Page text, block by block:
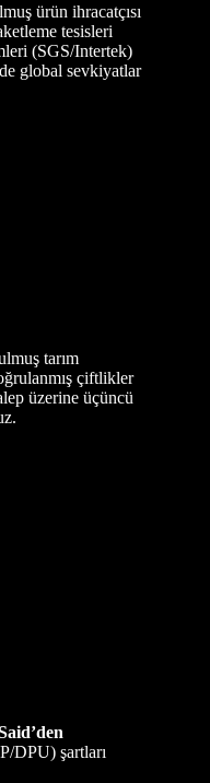
ürün ihracatçısı
tesisleri
(SGS/Intertek)
global sevkiyatlar
tarım
çiftlikler
üzerine üçüncü
DPU) şartları